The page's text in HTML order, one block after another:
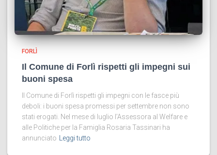
FORLÌ
Il Comune di Forlì rispetti gli impegni sui
buoni spesa
Il Comune di Forlì rispetti gli impegni con le fasce più
deboli: i buoni spesa promessi per settembre non sono
stati erogati. Nel mese di luglio l’Assessora al Welfare e
alle Politiche per la Famiglia Rosaria Tassinari ha
annunciato
Leggi tutto